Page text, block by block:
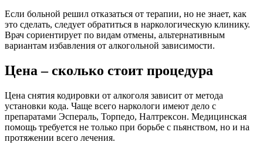
Если больной решил отказаться от терапии, но не знает, как
это сделать, следует обратиться в наркологическую клинику.
Врач сориентирует по видам отмены, альтернативным
вариантам избавления от алкогольной зависимости.
Цена – сколько стоит процедура
Цена снятия кодировки от алкоголя зависит от метода
установки кода. Чаще всего наркологи имеют дело с
препаратами Эспераль, Торпедо, Налтрексон. Медицинская
помощь требуется не только при борьбе с пьянством, но и на
протяжении всего лечения.